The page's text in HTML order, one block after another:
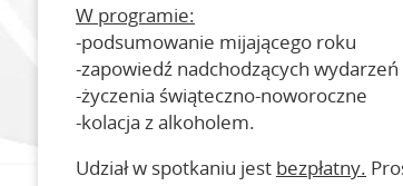
W programie:
-podsumowanie mijającego roku
-zapowiedź nadchodzących wydarzeń
-życzenia świąteczno-noworoczne
-kolacja z alkoholem.
Udział w spotkaniu jest bezpłatny.